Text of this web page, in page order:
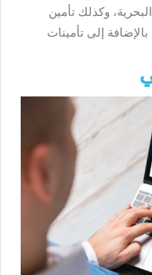
وكذلك تأمين
إلى تأمينات